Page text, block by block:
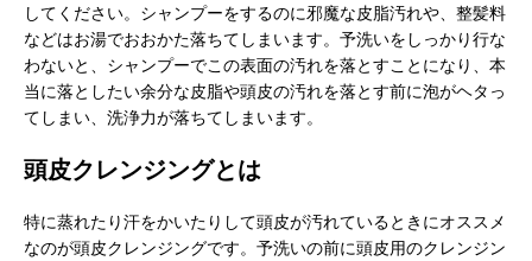
してください。シャンプーをするのに邪魔な皮脂汚れや、整髪料
などはお湯でおおかた落ちてしまいます。予洗いをしっかり行な
わないと、シャンプーでこの表面の汚れを落とすことになり、本
当に落としたい余分な皮脂や頭皮の汚れを落とす前に泡がヘタっ
てしまい、洗浄力が落ちてしまいます。
頭皮クレンジングとは
特に蒸れたり汗をかいたりして頭皮が汚れているときにオススメ
なのが頭皮クレンジングです。予洗いの前に頭皮用のクレンジン